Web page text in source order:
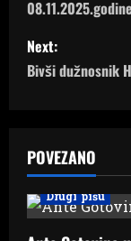
s
t
a
v
i
08.11.2025.godine
Next:
Bivši dužnosnik
POVEZANO
Drugi pišu